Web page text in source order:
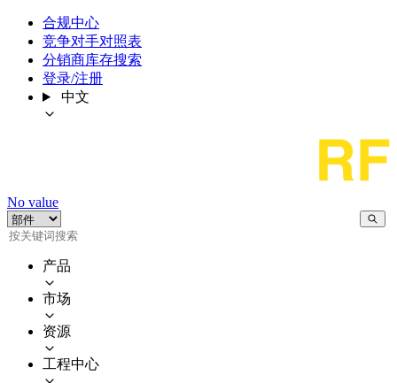
合规中心
竞争对手对照表
分销商库存搜索
登录/注册
中文
No value
产品
市场
资源
工程中心